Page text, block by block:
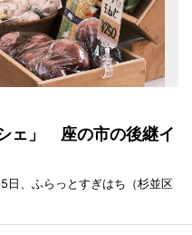
ェ」 座の市の後継イ
日、ふらっとすぎはち（杉並区